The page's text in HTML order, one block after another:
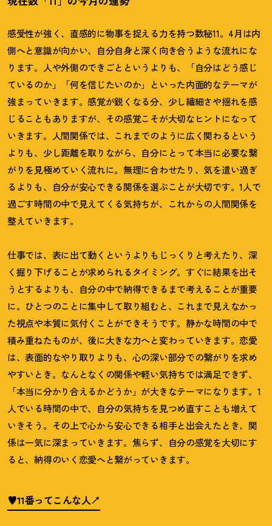
感受性が強く、直感的に物事を捉える力を持つ数秘11。4月は内
側へと意識が向かい、自分自身と深く向き合うような流れにな
ります。人や外側のできごとというよりも、「自分はどう感じ
ているのか」「何を信じたいのか」といった内面的なテーマが
強まっていきます。感覚が鋭くなる分、少し繊細さや揺れを感
じることもありますが、その感覚こそが大切なヒントになって
いきます。人間関係では、これまでのように広く関わるという
よりも、少し距離を取りながら、自分にとって本当に必要な繋
がりを見極めていく流れに。無理に合わせたり、気を遣い過ぎ
るよりも、自分が安心できる関係を選ぶことが大切です。1人で
過ごす時間の中で見えてくる気持ちが、これからの人間関係を
整えていきます。
仕事では、表に出て動くというよりもじっくりと考えたり、深
く掘り下げることが求められるタイミング。すぐに結果を出そ
うとするよりも、自分の中で納得できるまで考えることが重要
に。ひとつのことに集中して取り組むと、これまで見えなかっ
た視点や本質に気付くことができそうです。静かな時間の中で
積み重ねたものが、後に大きな力へと変わっていきます。恋愛
は、表面的なやり取りよりも、心の深い部分での繋がりを求め
やすいとき。なんとなくの関係や軽い気持ちでは満足できず、
「本当に分かり合えるかどうか」が大きなテーマになります。 1
人でいる時間の中で、自分の気持ちを見つめ直すことも増えて
いきそう。その上で心から安心できる相手と出会えたとき、関
係は一気に深まっていきます。焦らず、自分の感覚を大切にす
ると、納得のいく恋愛へと繋がっていきます。
♥11番ってこんな人